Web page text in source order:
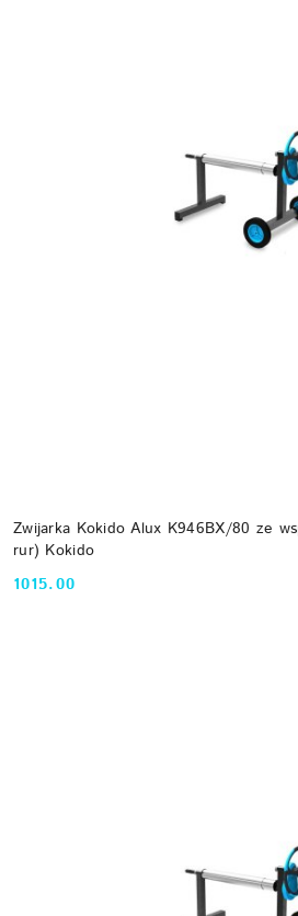
Zwijarka Kokido Alux K946BX/80 ze
rur) Kokido
Cena:
1015.00